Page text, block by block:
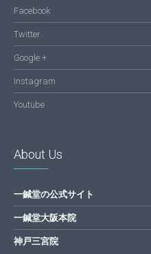
Facebook
Twitter
Google +
Instagram
Youtube
About Us
一鍼堂の公式サイト
一鍼堂大阪本院
神戸三宮院